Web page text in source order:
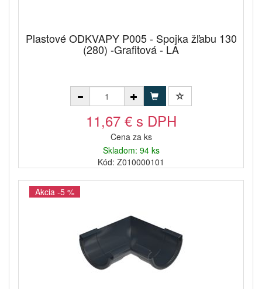
Plastové ODKVAPY P005 - Spojka žľabu 130
(280) -Grafitová - LA
11,67 € s DPH
Cena za ks
Skladom: 94 ks
Kód: Z010000101
Akcia -5 %